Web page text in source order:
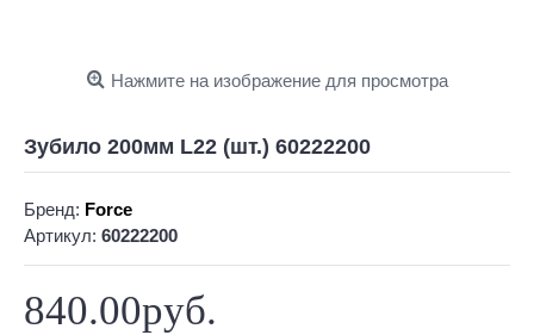
Нажмите на изображение для просмотра
Зубило 200мм L22 (шт.) 60222200
Бренд: Force
Артикул: 60222200
840.00руб.